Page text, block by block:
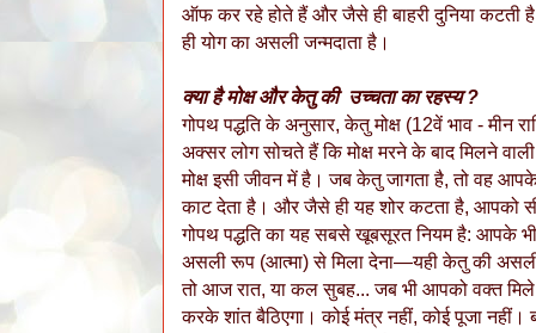
ऑफ कर रहे होते हैं और जैसे ही बाहरी दुनिया
ही योग का असली जन्मदाता है।
क्या है मोक्ष और केतु की उच्चता का रहस्य ?
गोपथ पद्धति के अनुसार, केतु मोक्ष (12वें भाव - मीन
अक्सर लोग सोचते हैं कि मोक्ष मरने के बाद मिलने
मोक्ष इसी जीवन में है। जब केतु जागता है, तो वह
काट देता है। और जैसे ही यह शोर कटता है, आपको
गोपथ पद्धति का यह सबसे खूबसूरत नियम है: आपके
असली रूप (आत्मा) से मिला देना—यही केतु की
तो आज रात, या कल सुबह... जब भी आपको वक्त
करके शांत बैठिएगा। कोई मंत्र नहीं, कोई पूजा नहीं।